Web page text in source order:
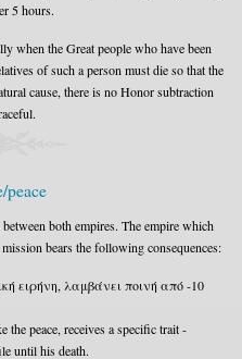
5 hours.
when the Great people who have been
of such a person must die so that the
cause, there is no Honor subtraction
peace
both empires. The empire which
bears the following consequences:
ειρήνη, λαμβάνει ποινή από -10
the peace, receives a specific trait -
until his death.